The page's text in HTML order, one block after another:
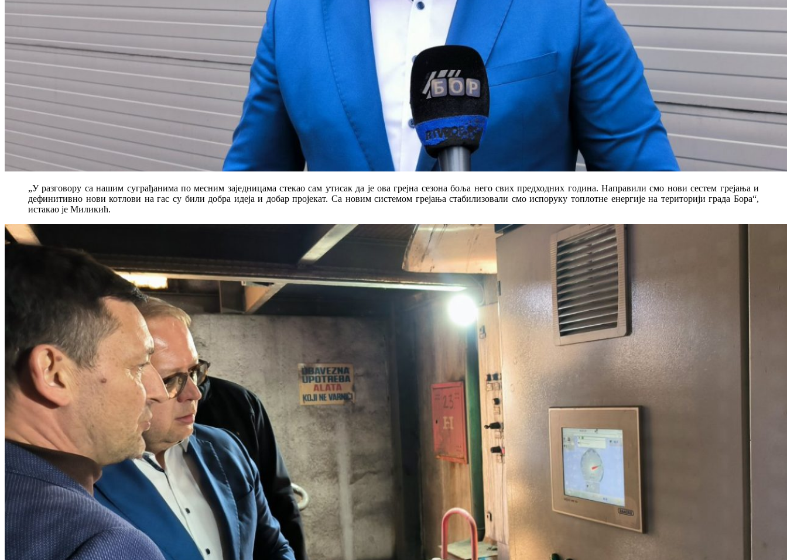
„У разговору са нашим суграђанима по месним заједницама стекао сам утисак да је ова грејна сезона боља него свих предходних година. Направили смо нови сестем грејања и
дефинитивно нови котлови на гас су били добра идеја и добар пројекат. Са новим системом грејања стабилизовали смо испоруку топлотне енергије на територији града Бора“,
истакао је Миликић.